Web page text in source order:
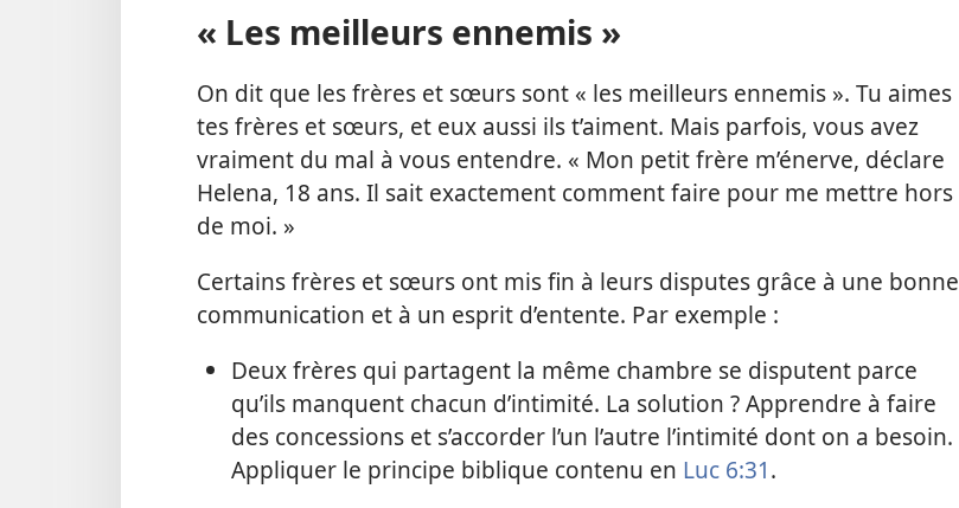
« Les meilleurs ennemis »
On dit que les frères et sœurs sont « les meilleurs ennemis ». Tu aimes
tes frères et sœurs, et eux aussi ils t’aiment. Mais parfois, vous avez
vraiment du mal à vous entendre. « Mon petit frère m’énerve, déclare
Helena, 18 ans. Il sait exactement comment faire pour me mettre hors
de moi. »
Certains frères et sœurs ont mis fin à leurs disputes grâce à une bonne
communication et à un esprit d’entente. Par exemple :
Deux frères qui partagent la même chambre se disputent parce
qu’ils manquent chacun d’intimité. La solution ? Apprendre à faire
des concessions et s’accorder l’un l’autre l’intimité dont on a besoin.
Appliquer le principe biblique contenu en Luc 6:31.